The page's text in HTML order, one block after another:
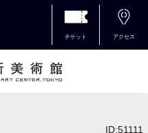
チケット アクセス
ID:51111